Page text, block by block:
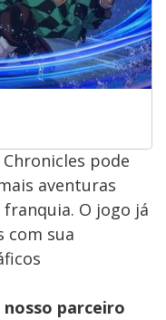
pode
aventuras
O jogo já
com sua
parceiro